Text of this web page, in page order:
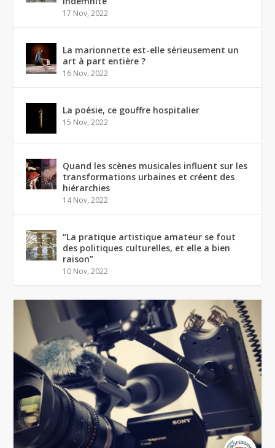
17 Nov, 2022
La marionnette est-elle sérieusement un
art à part entière ?
16 Nov, 2022
La poésie, ce gouffre hospitalier
15 Nov, 2022
Quand les scènes musicales influent sur les
transformations urbaines et créent des
hiérarchies
14 Nov, 2022
“La pratique artistique amateur se fout
des politiques culturelles, et elle a bien
raison”
10 Nov, 2022